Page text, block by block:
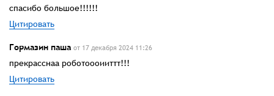
спасибо большое!!!!!!
Цитировать
Гормазин паша от 17 декабря 2024 11:26
прекрасснаа роботоооииттт!!!
Цитировать